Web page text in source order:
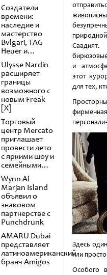
Создатели
времени:
наследие и
мастерство
Bvlgari, TAG
Heuer и
Panerai
Ulysse Nardin
расширяет
границы
возможного с
новым Freak
[X]
Торговый
центр Mercato
приглашает
провести лето
с яркими шоу и
семейными
развлечениями
Wynn Al
Marjan Island
объявил о
знаковом
партнерстве с
Punchdrunk
AMARU Dubai
представляет
латиноамериканский
бранч Amigos
и
этот
для тех,
Здесь
или
Особого